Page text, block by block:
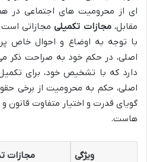
ای از محرومیت های اجتماعی در
مقابل،مجازات تکمیلیمجازاتی است
با توجه به اوضاع و احوال خاص
اصلی، در حکم خود به صراحت ذکر
دارد که با تشخیص خود، برای
اصلی، حکم به محرومیت از برخی
گویای قدرت و اختیار متفاوت
هاست.
ویژگی مجازات